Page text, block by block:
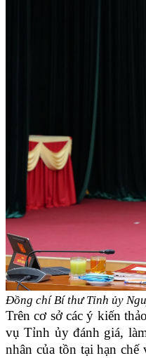
Đồng chí Bí thư Tỉnh ủy
Trên cơ sở các ý kiến
vụ Tỉnh ủy đánh giá,
nhân của tồn tại hạn